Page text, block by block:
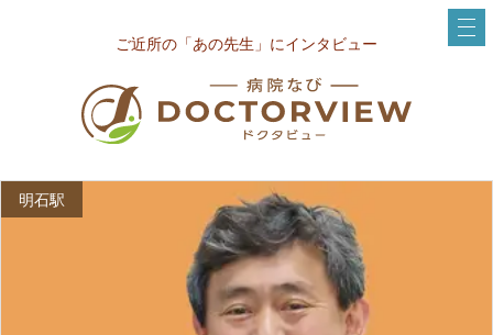
ご近所の「あの先生」にインタビュー
明石駅